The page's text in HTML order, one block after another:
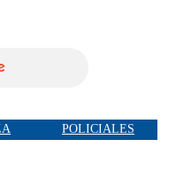
POLICIALES